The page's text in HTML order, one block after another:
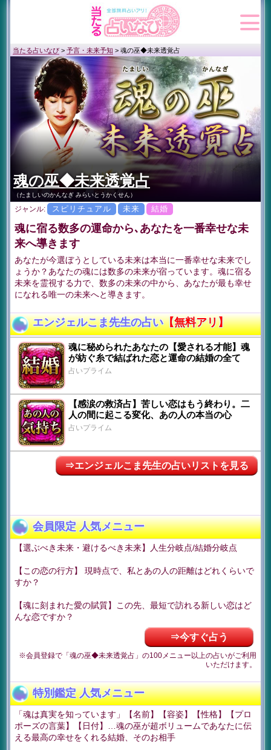
当たる占いなび >予言・未来予知 >魂の巫◆未来透覚占
魂の巫◆未来透覚占
（たましいのかんなぎ みらいとうかくせん）
ジャンル: スピリチュアル 未来 結婚
魂に宿る数多の運命から､あなたを一番幸せな未
来へ導きます
あなたが今選ぼうとしている未来は本当に一番幸せな未来でし
ょうか？あなたの魂には数多の未来が宿っています。魂に宿る
未来を霊視する力で、数多の未来の中から、あなたが最も幸せ
になれる唯一の未来へと導きます。
エンジェルこま先生の占い【無料アリ】
魂に秘められたあなたの【愛される才能】魂
が紡ぐ糸で結ばれた恋と運命の結婚の全て
占いプライム
【感涙の救済占】苦しい恋はもう終わり。二
人の間に起こる変化、あの人の本当の心
占いプライム
⇒エンジェルこま先生の占いリストを見る
会員限定 人気メニュー
【選ぶべき未来・避けるべき未来】人生分岐点/結婚分岐点
【この恋の行方】 現時点で、私とあの人の距離はどれくらいで
すか？
【魂に刻まれた愛の賦質】この先、最短で訪れる新しい恋はど
んな恋ですか？
⇒今すぐ占う
※会員登録で「魂の巫◆未来透覚占」の100メニュー以上の占いがご利用
いただけます。
特別鑑定 人気メニュー
「魂は真実を知っています」【名前】【容姿】【性格】【プロ
ポーズの言葉】【日付】…魂の巫が超ボリュームであなたに伝
える最高の幸せをくれる結婚、そのお相手